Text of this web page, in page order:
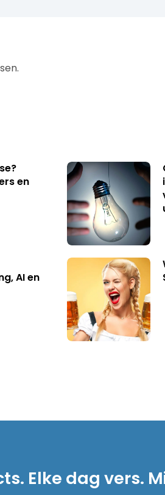
en
AI en
Elke dag vers.